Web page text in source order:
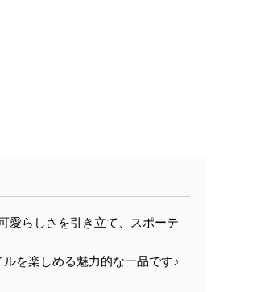
愛らしさを引き立て、スポーテ
を楽しめる魅力的な一品です♪